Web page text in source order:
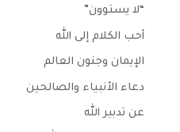
“لا يستوون”
أحب الكلام إلى الله
الإيمان وجنون العالم
دعاء الأنبياء والصالحين
عن تدبير الله